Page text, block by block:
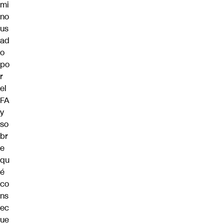
mi
no
us
ad
o
po
r
el
FA
y
so
br
e
qu
é
co
ns
ec
ue